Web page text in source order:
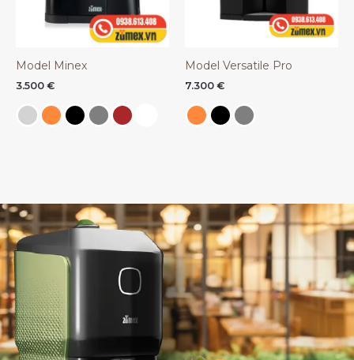
Model Minex
3.500 €
Model Versatile Pro
7.300 €